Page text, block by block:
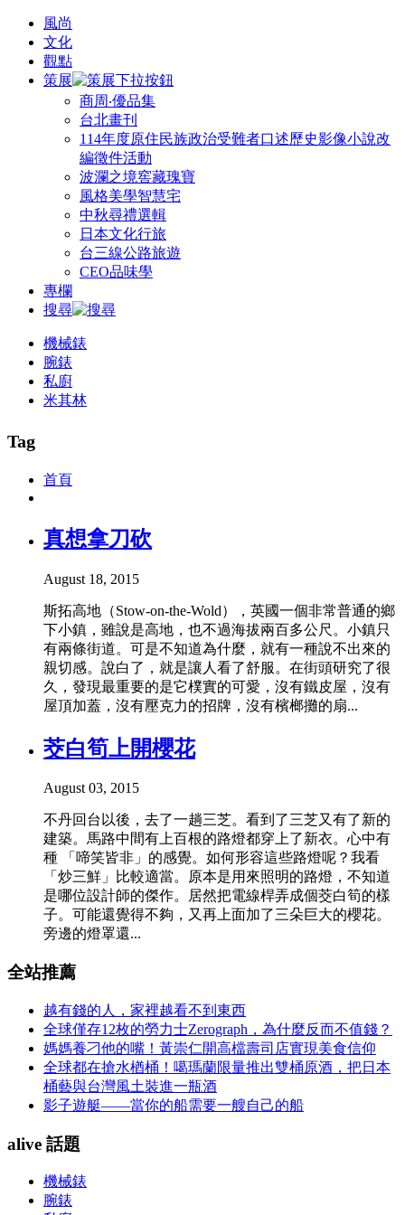
風尚
文化
觀點
策展
商周‧優品集
台北畫刊
114年度原住民族政治受難者口述歷史影像小說改
編徵件活動
波瀾之境窖藏瑰寶
風格美學智慧宅
中秋尋禮選輯
日本文化行旅
台三線公路旅遊
CEO品味學
專欄
搜尋
機械錶
腕錶
私廚
米其林
Tag
首頁
真想拿刀砍
August 18, 2015
斯拓高地（Stow-on-the-Wold），英國一個非常普通的鄉
下小鎮，雖說是高地，也不過海拔兩百多公尺。小鎮只
有兩條街道。可是不知道為什麼，就有一種說不出來的
親切感。說白了，就是讓人看了舒服。在街頭研究了很
久，發現最重要的是它樸實的可愛，沒有鐵皮屋，沒有
屋頂加蓋，沒有壓克力的招牌，沒有檳榔攤的扇...
茭白筍上開櫻花
August 03, 2015
不丹回台以後，去了一趟三芝。看到了三芝又有了新的
建築。馬路中間有上百根的路燈都穿上了新衣。心中有
種 「啼笑皆非」的感覺。如何形容這些路燈呢？我看
「炒三鮮」比較適當。原本是用來照明的路燈，不知道
是哪位設計師的傑作。居然把電線桿弄成個茭白筍的樣
子。可能還覺得不夠，又再上面加了三朵巨大的櫻花。
旁邊的燈罩還...
全站推薦
越有錢的人，家裡越看不到東西
全球僅存12枚的勞力士Zerograph，為什麼反而不值錢？
媽媽養刁他的嘴！黃崇仁開高檔壽司店實現美食信仰
全球都在搶水楢桶！噶瑪蘭限量推出雙桶原酒，把日本
桶藝與台灣風土裝進一瓶酒
影子遊艇——當你的船需要一艘自己的船
alive 話題
機械錶
腕錶